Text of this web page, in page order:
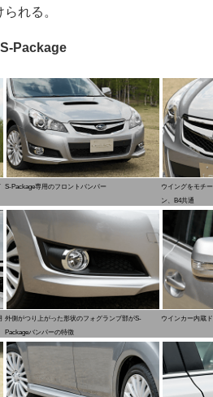
れる。
Package
S-Package専用のフロントバンパー
ウイングをモチ
ン、B4共通
外側がつり上がった形状のフォグランプ部がS-
Packageバンパーの特徴
ウインカー内蔵